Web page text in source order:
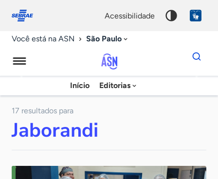
conosco
acessibilidade
Você está na ASN São Paulo
Agência
Sebrae
Início Editorias
Dados
para
chave
17 resultados para
Jaborandi